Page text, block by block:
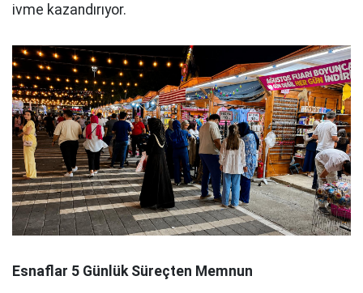
ivme kazandırıyor.
Esnaflar 5 Günlük Süreçten Memnun